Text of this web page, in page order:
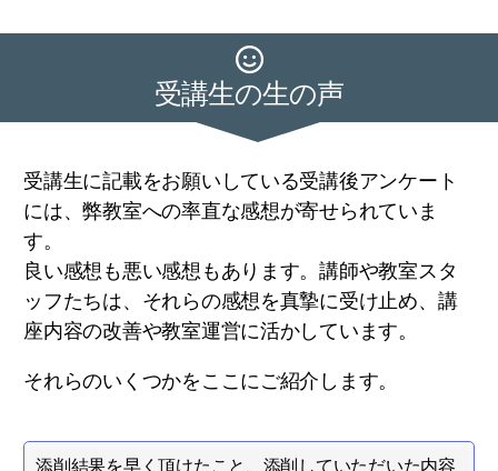
受講生の生の声
受講生に記載をお願いしている受講後アンケート
には、弊教室への率直な感想が寄せられていま
す。
良い感想も悪い感想もあります。講師や教室スタ
ッフたちは、それらの感想を真摯に受け止め、講
座内容の改善や教室運営に活かしています。
それらのいくつかをここにご紹介します。
添削結果を早く頂けたこと、添削していただいた内容